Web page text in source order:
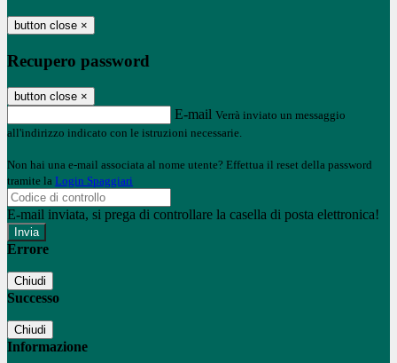
button close ×
Recupero password
button close ×
E-mail Verrà inviato un messaggio
all'indirizzo indicato con le istruzioni necessarie.
Non hai una e-mail associata al nome utente? Effettua il reset della password
tramite la Login Spaggiari
E-mail inviata, si prega di controllare la casella di posta elettronica!
Errore
Chiudi
Successo
Chiudi
Informazione